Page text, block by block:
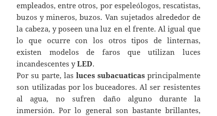
empleados, entre otros, por espeleólogos, rescatistas,
buzos y mineros, buzos. Van sujetados alrededor de
la cabeza, y poseen una luz en el frente. Al igual que
lo que ocurre con los otros tipos de linternas,
existen modelos de faros que utilizan luces
incandescentes yLED.
Por su parte, las luces subacuaticasprincipalmente
son utilizadas por los buceadores. Al ser resistentes
al agua, no sufren daño alguno durante la
inmersión. Por lo general son bastante brillantes,